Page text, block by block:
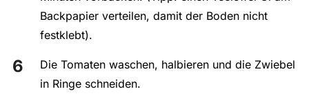
Backpapier verteilen, damit der Boden nicht
festklebt).
Die Tomaten waschen, halbieren und die Zwiebel
in Ringe schneiden.